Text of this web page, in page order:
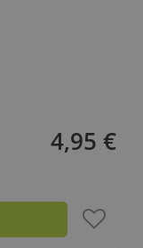
4,95 €